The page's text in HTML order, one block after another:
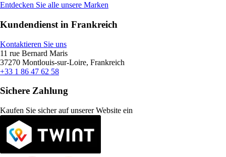
Entdecken Sie alle unsere Marken
Kundendienst in Frankreich
Kontaktieren Sie uns
11 rue Bernard Maris
37270 Montlouis-sur-Loire, Frankreich
+33 1 86 47 62 58
Sichere Zahlung
Kaufen Sie sicher auf unserer Website ein